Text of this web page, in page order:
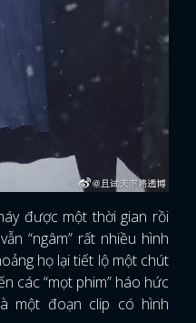
x
được một thời gian rồi
“ngâm” rất nhiều hình
họ lại tiết lộ một chút
các “mọt phim” háo hức
một đoạn clip có hình